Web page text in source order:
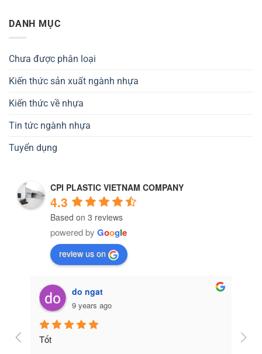
DANH MỤC
Chưa được phân loại
Kiến thức sản xuất ngành nhựa
Kiến thức về nhựa
Tin tức ngành nhựa
Tuyển dụng
CPI PLASTIC VIETNAM COMPANY
4.3
Based on 3 reviews
powered by Google
review us on
do ngat
9 years ago
Tốt